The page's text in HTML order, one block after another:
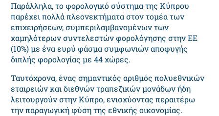
Παράλληλα, το φορολογικό σύστημα της Κύπρου
παρέχει πολλά πλεονεκτήματα στον τομέα των
επιχειρήσεων, συμπεριλαμβανομένων των
χαμηλότερων συντελεστών φορολόγησης στην ΕΕ
(10%) με ένα ευρύ φάσμα συμφωνιών αποφυγής
διπλής φορολογίας με 44 χώρες.
Ταυτόχρονα, ένας σημαντικός αριθμός πολυεθνικών
εταιρειών και διεθνών τραπεζικών μονάδων ήδη
λειτουργούν στην Κύπρο, ενισχύοντας περαιτέρω
την παραγωγική φύση της εθνικής οικονομίας.